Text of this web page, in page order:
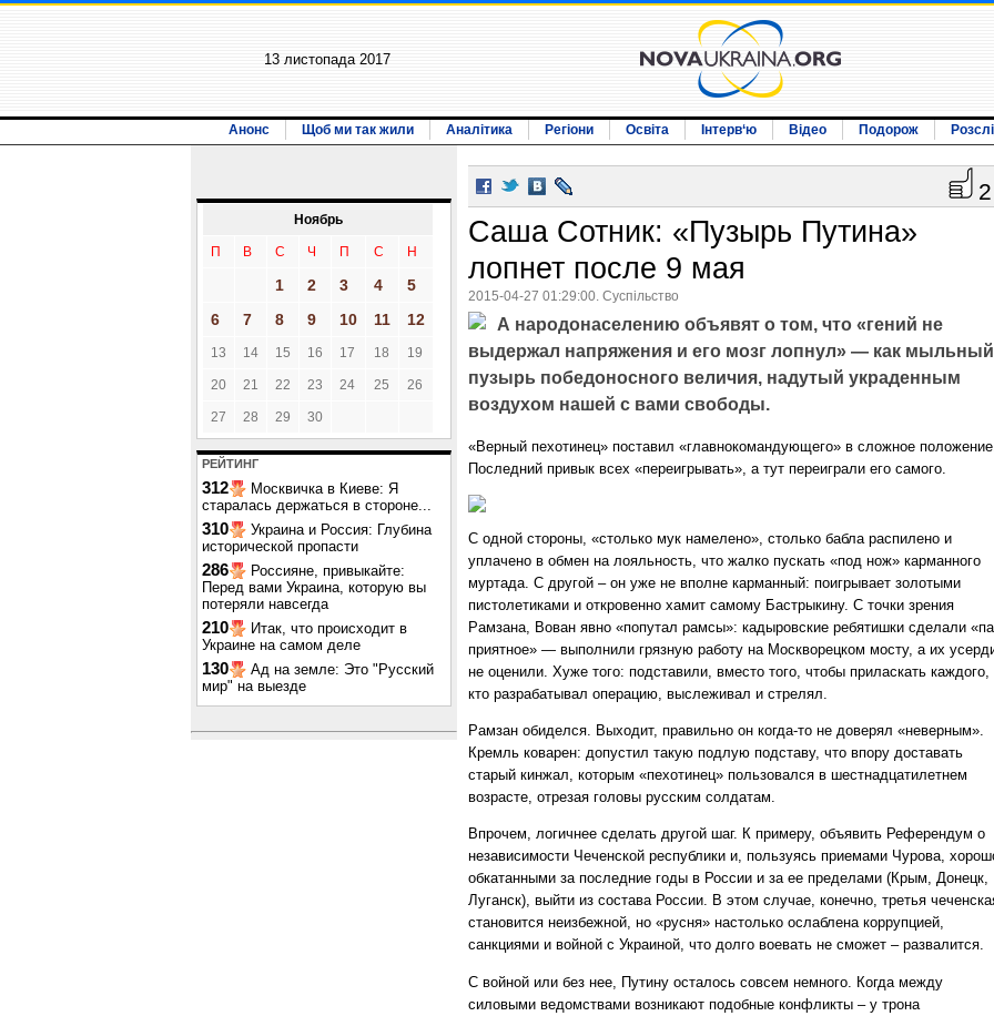
13 листопада 2017
Анонс Щоб ми так жили Аналітика Регіони Освіта Інтерв‘ю Відео Подорож
Ноябрь
П В С Ч П С Н
1 2 3 4
5
6
7 8 9 10 11 12
13 14 15 16 17 18 19
20 21 22 23 24 25 26
27 28 29 30
РЕЙТИНГ
312
Москвичка в Киеве: Я
старалась держаться в стороне...
310
Украина и Россия: Глубина
исторической пропасти
286
Россияне, привыкайте:
Перед вами Украина, которую вы
потеряли навсегда
210
Итак, что происходит в
Украине на самом деле
130
Ад на земле: Это "Русский
мир" на выезде
2
Саша Сотник: «Пузырь Путина»
лопнет после 9 мая
2015-04-27 01:29:00. Суспільство
А народонаселению объявят о том, что «гений не
выдержал напряжения и его мозг лопнул» — как мыльный
пузырь победоносного величия, надутый украденным
воздухом нашей с вами свободы.
«Верный пехотинец» поставил «главнокомандующего» в сложное
Последний привык всех «переигрывать», а тут переиграли его самого.
С одной стороны, «столько мук намелено», столько бабла распилено и
уплачено в обмен на лояльность, что жалко пускать «под нож» карманного
муртада. С другой – он уже не вполне карманный: поигрывает золотыми
пистолетиками и откровенно хамит самому Бастрыкину. С точки зрения
Рамзана, Вован явно «попутал рамсы»: кадыровские ребятишки сделали
приятное» — выполнили грязную работу на Москворецком мосту, а их
не оценили. Хуже того: подставили, вместо того, чтобы приласкать каждого,
кто разрабатывал операцию, выслеживал и стрелял.
Рамзан обиделся. Выходит, правильно он когда-то не доверял «неверным».
Кремль коварен: допустил такую подлую подставу, что впору доставать
старый кинжал, которым «пехотинец» пользовался в шестнадцатилетнем
возрасте, отрезая головы русским солдатам.
Впрочем, логичнее сделать другой шаг. К примеру, объявить Референдум о
независимости Чеченской республики и, пользуясь приемами Чурова,
обкатанными за последние годы в России и за ее пределами (Крым, Донецк,
Луганск), выйти из состава России. В этом случае, конечно, третья
становится неизбежной, но «русня» настолько ослаблена коррупцией,
санкциями и войной с Украиной, что долго воевать не сможет – развалится.
С войной или без нее, Путину осталось совсем немного. Когда между
силовыми ведомствами возникают подобные конфликты – у трона